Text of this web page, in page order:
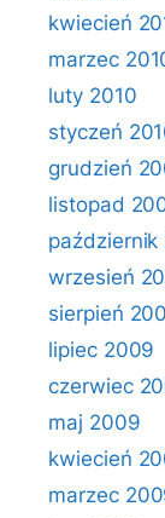
kwiecień
marzec
luty 2010
styczeń
grudzień
listopad
październik
wrzesień
sierpień
lipiec 2009
czerwiec
maj 2009
kwiecień
marzec